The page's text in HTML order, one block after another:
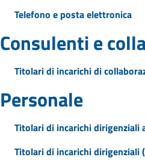
Telefono e posta elettronica
Consulenti e
Titolari di incarichi di
Personale
Titolari di incarichi
Titolari di incarichi dirigenziali